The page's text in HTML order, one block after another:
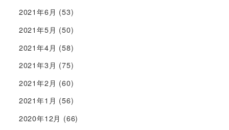
2021年6月 (53)
2021年5月 (50)
2021年4月 (58)
2021年3月 (75)
2021年2月 (60)
2021年1月 (56)
2020年12月 (66)